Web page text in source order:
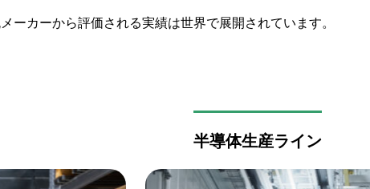
ーカーから評価される実績は世界で展開されています。
半導体生産ライン